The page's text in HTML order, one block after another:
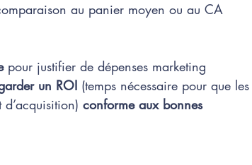
au panier moyen ou au CA
pour justifier de dépenses marketing
un ROI (temps nécessaire pour que les
conforme aux bonnes